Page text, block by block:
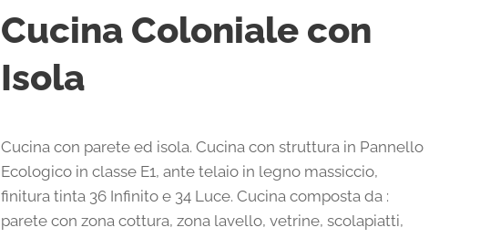
Cucina Coloniale con
Isola
Cucina con parete ed isola. Cucina con struttura in Pannello
Ecologico in classe E1, ante telaio in legno massiccio,
finitura tinta 36 Infinito e 34 Luce. Cucina composta da :
parete con zona cottura, zona lavello, vetrine, scolapiatti,